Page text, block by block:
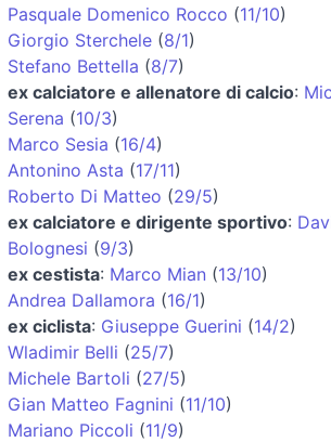
Pasquale Domenico Rocco (11/10)
Giorgio Sterchele (8/1)
Stefano Bettella (8/7)
ex calciatore e allenatore di calcio:
Serena (10/3)
Marco Sesia (16/4)
Antonino Asta (17/11)
Roberto Di Matteo (29/5)
ex calciatore e dirigente sportivo:
Bolognesi (9/3)
ex cestista: Marco Mian (13/10)
Andrea Dallamora (16/1)
ex ciclista: Giuseppe Guerini (14/2)
Wladimir Belli (25/7)
Michele Bartoli (27/5)
Gian Matteo Fagnini (11/10)
Mariano Piccoli (11/9)